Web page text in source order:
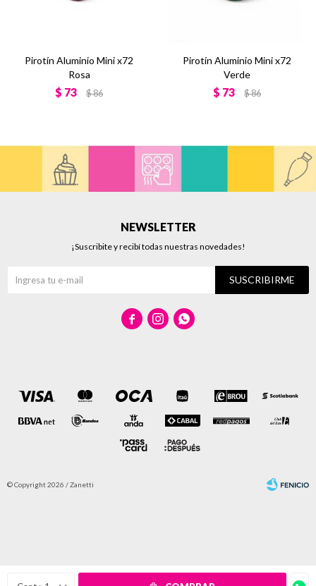
Pirotín Aluminio Mini x72
Rosa
$ 73 $86
Pirotín Aluminio Mini x72
Verde
$ 73 $86
NEWSLETTER
¡Suscribite y recibí todas nuestras novedades!
SUSCRIBIRME
  
© Copyright 2026 / Zanetti